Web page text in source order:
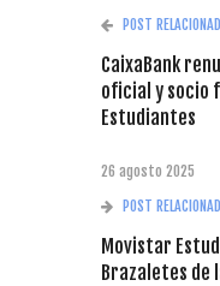
POST
CaixaBank
oficial y socio
Estudiantes
26 agosto 2025
POST
Movistar
Brazaletes de